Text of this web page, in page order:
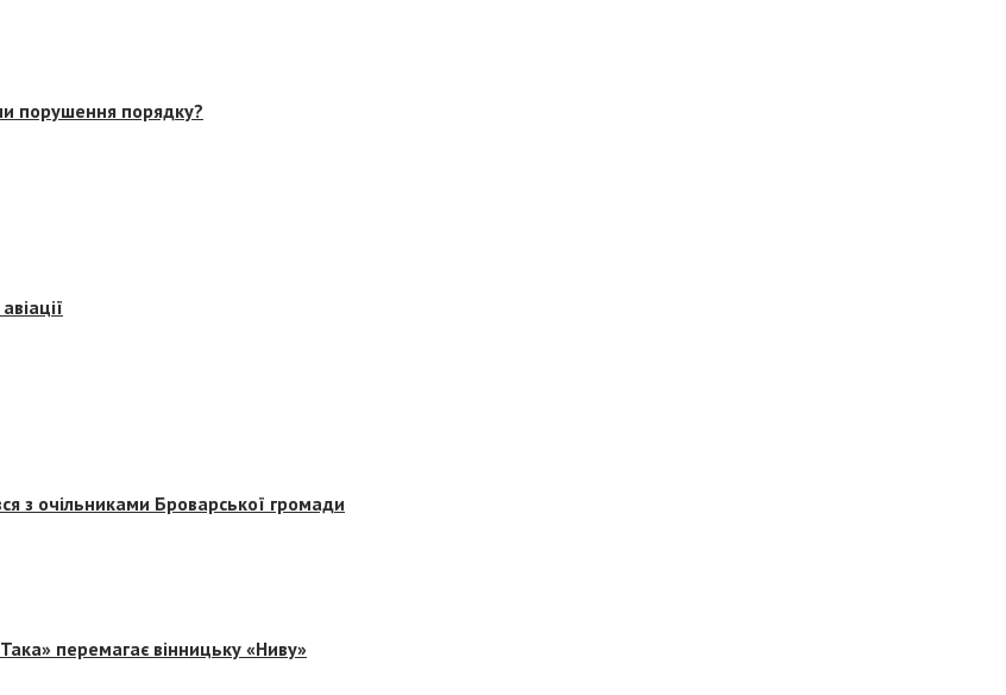
порушення порядку?
з очільниками Броварської громади
перемагає вінницьку «Ниву»